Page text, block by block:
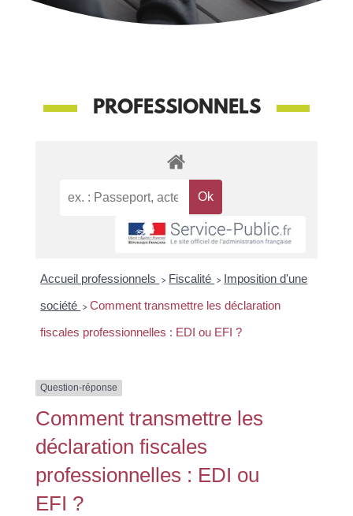
PROFESSIONNELS
Accueil professionnels > Fiscalité > Imposition d'une
société > Comment transmettre les déclaration
fiscales professionnelles : EDI ou EFI ?
Question-réponse
Comment transmettre les
déclaration fiscales
professionnelles : EDI ou
EFI ?